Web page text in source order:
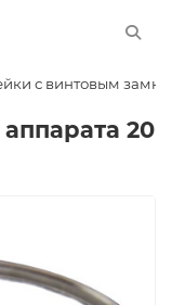
с винтовым
20